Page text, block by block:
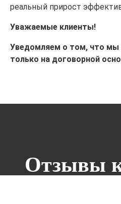
реальный прирост
Уважаемые клиенты!
Уведомляем о том, что мы
только на договорной
Отзывы